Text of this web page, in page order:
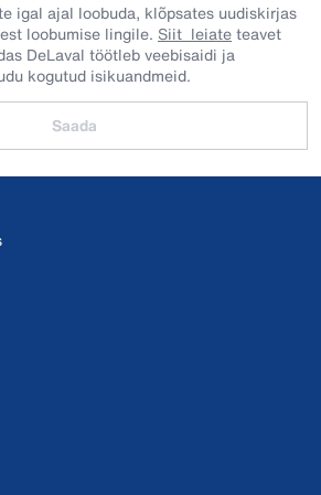
igal ajal loobuda, klõpsates uudiskirjas
loobumise lingile. Siit leiateteavet
DeLaval töötleb veebisaidi ja
kogutud isikuandmeid.
Saada